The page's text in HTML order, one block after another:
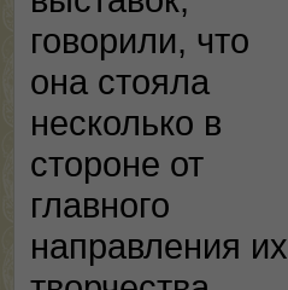
говорили, что
она стояла
несколько в
стороне от
главного
направления их